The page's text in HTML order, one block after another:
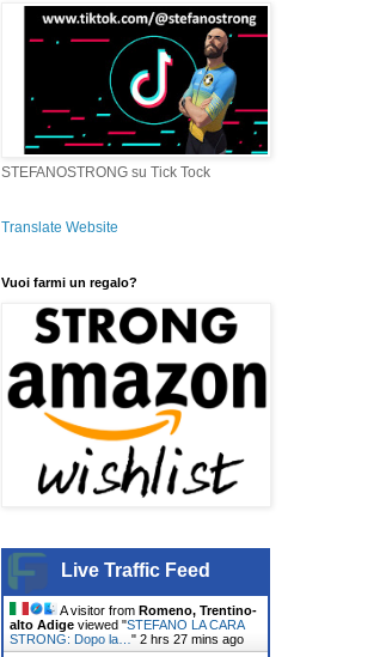
STEFANOSTRONG su Tick Tock
Translate Website
Vuoi farmi un regalo?
Live Traffic Feed
A visitor from Romeno, Trentino-
alto Adige viewed "STEFANO LA CARA
STRONG: Dopo la… " 2 hrs 27 mins ago